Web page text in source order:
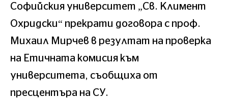
Софийския университет „Св. Климент
Охридски“ прекрати договора с проф.
Михаил Мирчев в резултат на проверка
на Етичната комисия към
университета, съобщиха от
пресцентъра на СУ.